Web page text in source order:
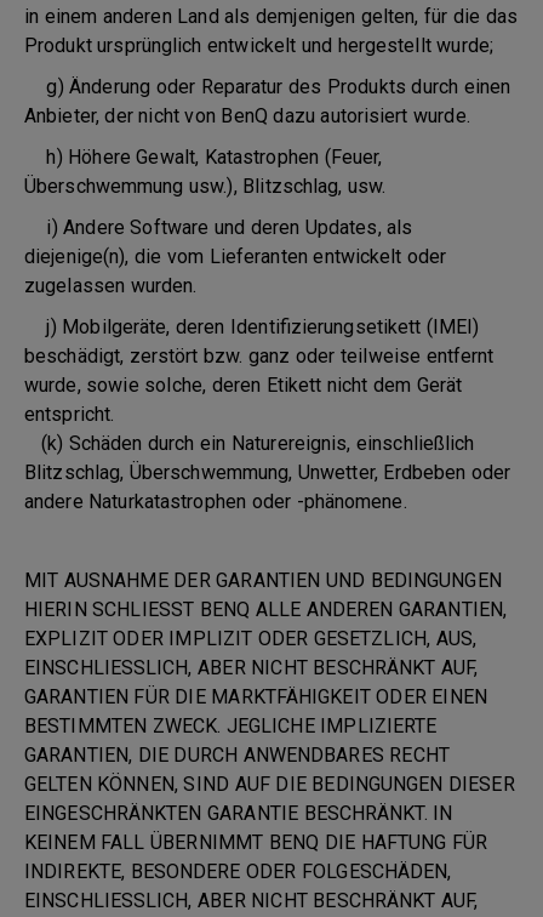
in einem anderen Land als demjenigen gelten, für die das
Produkt ursprünglich entwickelt und hergestellt wurde;
g) Änderung oder Reparatur des Produkts durch einen
Anbieter, der nicht von BenQ dazu autorisiert wurde.
h) Höhere Gewalt, Katastrophen (Feuer,
Überschwemmung usw.), Blitzschlag, usw.
i) Andere Software und deren Updates, als
diejenige(n), die vom Lieferanten entwickelt oder
zugelassen wurden.
j) Mobilgeräte, deren Identifizierungsetikett (IMEI)
beschädigt, zerstört bzw. ganz oder teilweise entfernt
wurde, sowie solche, deren Etikett nicht dem Gerät
entspricht.
(k) Schäden durch ein Naturereignis, einschließlich
Blitzschlag, Überschwemmung, Unwetter, Erdbeben oder
andere Naturkatastrophen oder -phänomene.
MIT AUSNAHME DER GARANTIEN UND BEDINGUNGEN
HIERIN SCHLIESST BENQ ALLE ANDEREN GARANTIEN,
EXPLIZIT ODER IMPLIZIT ODER GESETZLICH, AUS,
EINSCHLIESSLICH, ABER NICHT BESCHRÄNKT AUF,
GARANTIEN FÜR DIE MARKTFÄHIGKEIT ODER EINEN
BESTIMMTEN ZWECK. JEGLICHE IMPLIZIERTE
GARANTIEN, DIE DURCH ANWENDBARES RECHT
GELTEN KÖNNEN, SIND AUF DIE BEDINGUNGEN DIESER
EINGESCHRÄNKTEN GARANTIE BESCHRÄNKT. IN
KEINEM FALL ÜBERNIMMT BENQ DIE HAFTUNG FÜR
INDIREKTE, BESONDERE ODER FOLGESCHÄDEN,
EINSCHLIESSLICH, ABER NICHT BESCHRÄNKT AUF,